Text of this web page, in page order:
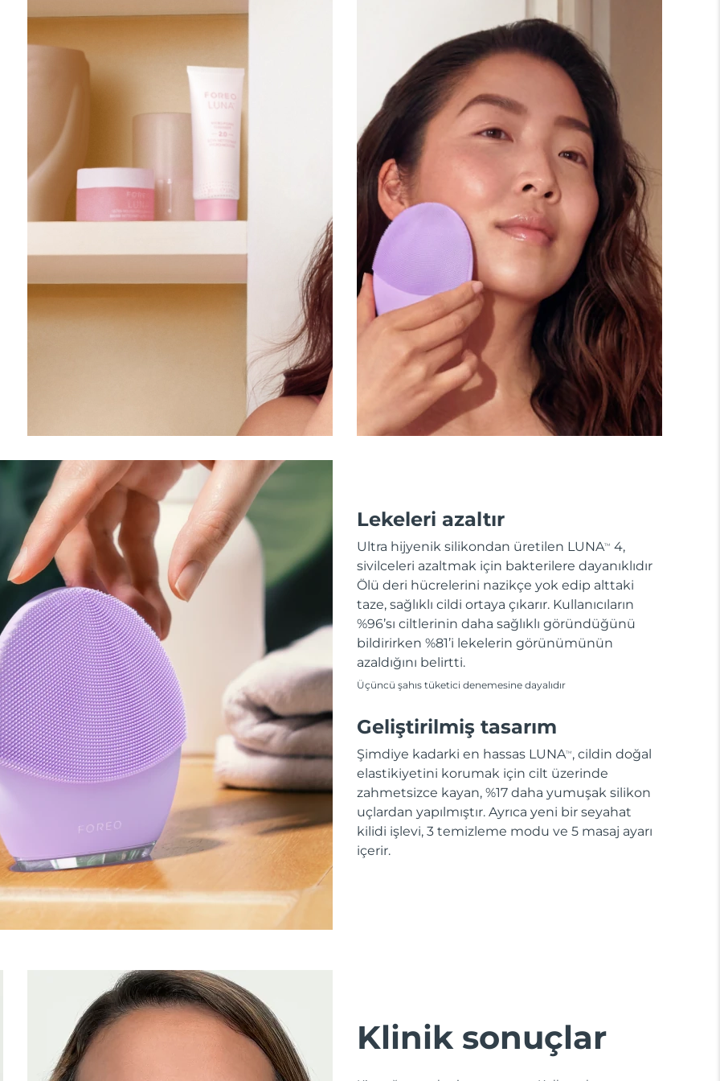
Lekeleri azaltır
Ultra hijyenik silikondan üretilen LUNATM
4,
sivilceleri azaltmak için bakterilere dayanıklıdır
Ölü deri hücrelerini nazikçe yok edip alttaki
taze, sağlıklı cildi ortaya çıkarır. Kullanıcıların
%96’sı ciltlerinin daha sağlıklı göründüğünü
bildirirken %81’i lekelerin görünümünün
azaldığını belirtti.
Üçüncü şahıs tüketici denemesine dayalıdır
Geliştirilmiş tasarım
Şimdiye kadarki en hassas LUNATM , cildin doğal
elastikiyetini korumak için cilt üzerinde
zahmetsizce kayan, %17 daha yumuşak silikon
uçlardan yapılmıştır. Ayrıca yeni bir seyahat
kilidi işlevi, 3 temizleme modu ve 5 masaj ayarı
içerir.
Klinik sonuçlar